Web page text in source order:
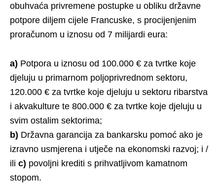
obuhvaća privremene postupke u obliku državne
potpore diljem cijele Francuske, s procijenjenim
proračunom u iznosu od 7 milijardi eura:
a) Potpora u iznosu od 100.000 € za tvrtke koje
djeluju u primarnom poljoprivrednom sektoru,
120.000 € za tvrtke koje djeluju u sektoru ribarstva
i akvakulture te 800.000 € za tvrtke koje djeluju u
svim ostalim sektorima;
b) Državna garancija za bankarsku pomoć ako je
izravno usmjerena i utječe na ekonomski razvoj; i /
ili c) povoljni krediti s prihvatljivom kamatnom
stopom.